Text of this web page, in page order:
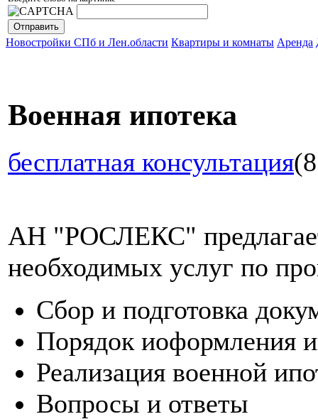
Новостройки СПб и Лен.области Квартиры и комнаты Аренда
Военная ипотека
бесплатная консультация
АН "РОСЛЕКС"
необходимых услуг по
Сбор и подготовка
Порядок иоформления
Реализация военной
Вопросы и ответы